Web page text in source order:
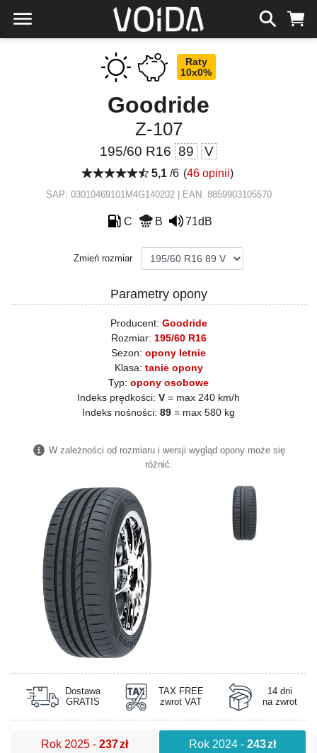
Raty
10x0%
Goodride
Z-107
195/60 R16 89 V
5,1/6 (46 opinii)
SAP: 03010469101M4G140202 | EAN: 8859903105570
C B 71dB
Zmień rozmiar
Parametry opony
Producent: Goodride
Rozmiar: 195/60 R16
Sezon: opony letnie
Klasa: tanie opony
Typ: opony osobowe
Indeks prędkości: V = max 240 km/h
Indeks nośności: 89 = max 580 kg
W zależności od rozmiaru i wersji wygląd opony może się
różnić.
Dostawa
GRATIS
TAX FREE
zwrot VAT
14 dni
na zwrot
Rok 2025 -237zł Rok 2024 -243zł